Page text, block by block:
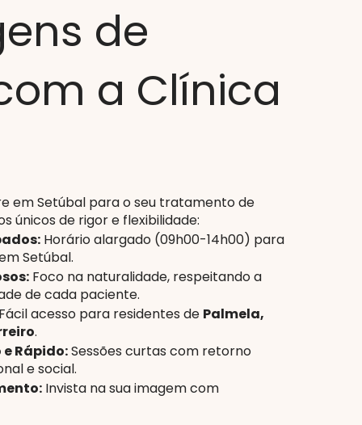
de
a Clínica
em Setúbal para o seu tratamento de
únicos de rigor e flexibilidade:
Horário alargado (09h00-14h00) para
Setúbal.
Foco na naturalidade, respeitando a
de cada paciente.
Fácil acesso para residentes de Palmela,
.
Rápido:Sessões curtas com retorno
e social.
Invista na sua imagem com